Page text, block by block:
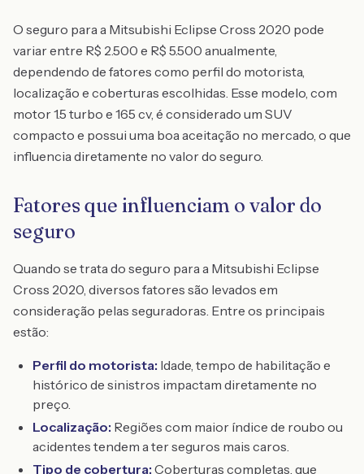
O seguro para a Mitsubishi Eclipse Cross 2020 pode
variar entre R$ 2.500 e R$ 5.500 anualmente,
dependendo de fatores como perfil do motorista,
localização e coberturas escolhidas. Esse modelo, com
motor 1.5 turbo e 165 cv, é considerado um SUV
compacto e possui uma boa aceitação no mercado, o que
influencia diretamente no valor do seguro.
Fatores que influenciam o valor do
seguro
Quando se trata do seguro para a Mitsubishi Eclipse
Cross 2020, diversos fatores são levados em
consideração pelas seguradoras. Entre os principais
estão:
Perfil do motorista: Idade, tempo de habilitação e
histórico de sinistros impactam diretamente no
preço.
Localização: Regiões com maior índice de roubo ou
acidentes tendem a ter seguros mais caros.
Tipo de cobertura: Coberturas completas, que